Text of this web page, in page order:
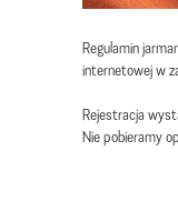
Regulamin
internetowej w
Rejestracja
Nie pobieramy